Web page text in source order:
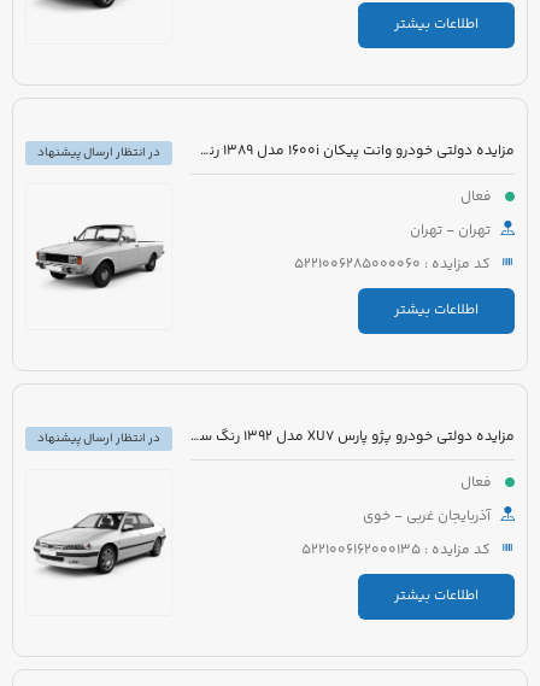
اطلاعات بیشتر
مزایده دولتی خودرو وانت پیکان 1600i مدل 1389 رنگ سفید روغنی
فعال
تهران - تهران
کد مزایده : 5221006285000060
اطلاعات بیشتر
در انتظار ارسال پیشنهاد
مزایده دولتی خودرو پژو پارس XU7 مدل 1392 رنگ سفید
فعال
آذربایجان غربی - خوی
کد مزایده : 5221006162000135
اطلاعات بیشتر
در انتظار ارسال پیشنهاد